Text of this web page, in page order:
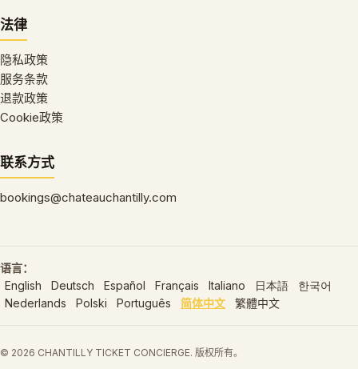
法律
隐私政策
服务条款
退款政策
Cookie政策
联系方式
bookings@chateauchantilly.com
语言：
English
Deutsch Español Français Italiano 日本語
한국어
Nederlands
Polski Português 简体中文 繁體中文
© 2026 CHANTILLY TICKET CONCIERGE. 版权所有。